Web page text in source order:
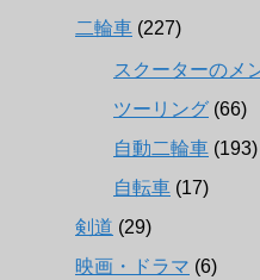
二輪車 (227)
スクーターのメ
ツーリング (66)
自動二輪車 (193)
自転車 (17)
剣道 (29)
映画・ドラマ (6)